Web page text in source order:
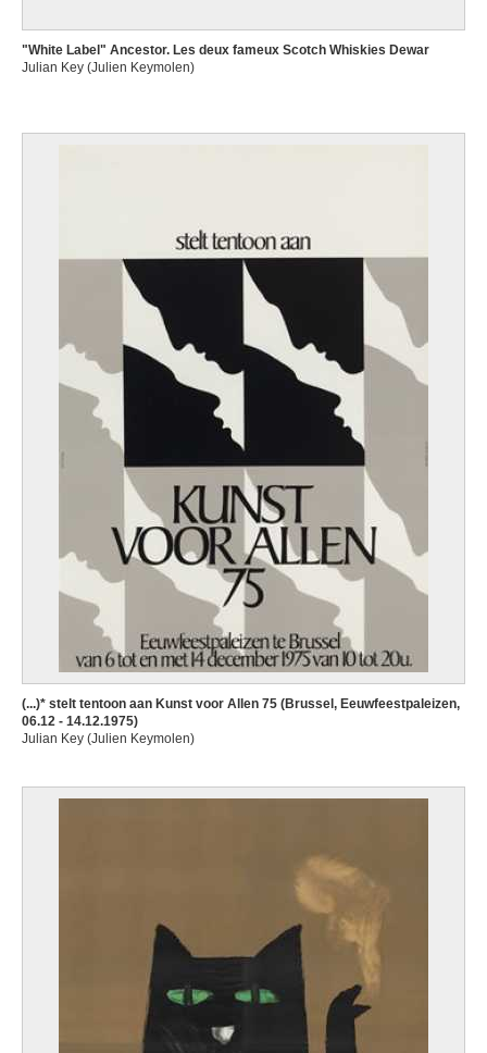
"White Label" Ancestor. Les deux fameux Scotch Whiskies Dewar
Julian Key (Julien Keymolen)
(...)* stelt tentoon aan Kunst voor Allen 75 (Brussel, Eeuwfeestpaleizen,
06.12 - 14.12.1975)
Julian Key (Julien Keymolen)